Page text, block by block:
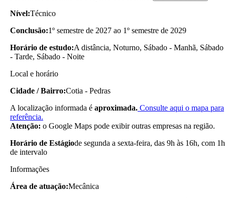
Nível:Técnico
Conclusão:1º semestre de 2027 ao 1º semestre de 2029
Horário de estudo:A distância, Noturno, Sábado - Manhã, Sábado
- Tarde, Sábado - Noite
Local e horário
Cidade / Bairro:Cotia - Pedras
A localização informada é aproximada. Consulte aqui o mapa para
referência.
Atenção: o Google Maps pode exibir outras empresas na região.
Horário de Estágiode segunda a sexta-feira, das 9h às 16h, com 1h
de intervalo
Informações
Área de atuação:Mecânica